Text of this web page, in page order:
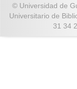
© Universidad de
Universitario de
31 34